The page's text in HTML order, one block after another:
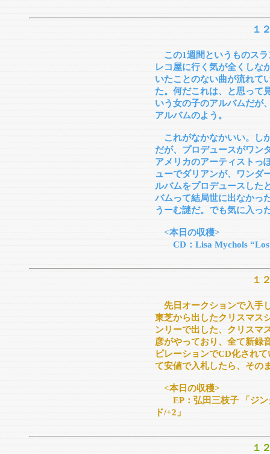
１
この1週間というものス
レコ屋に行く気が全くしな
いたことのない曲が流れて
た。何だこれは、と思って
いう女の子のアルバムだが
アルバムのよう。
これがなかなかいい。し
だが、プロデュースがワン
アメリカのアーティストっ
ューでダリアンが、ワンダ
ルバムをプロデュースした
バムって結局世に出なかっ
うーむ謎だ。でも気に入っ
<本日の収穫>
CD：Lisa Mychols
１
先日オークションで入手
東芝から出したクリスマス
ンリーで出した、クリスマ
彦がやっており、全て新録
ピレーションでCD化され
て安値で入札したら、その
<本日の収穫>
EP：弘田三枝子 「ジン
ド/+2」
１